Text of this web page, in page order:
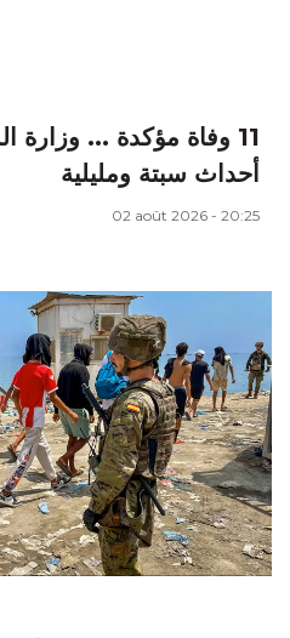
11 وفاة مؤكدة ...
أحداث سبتة ومليلية
02 août 2026 - 20:25